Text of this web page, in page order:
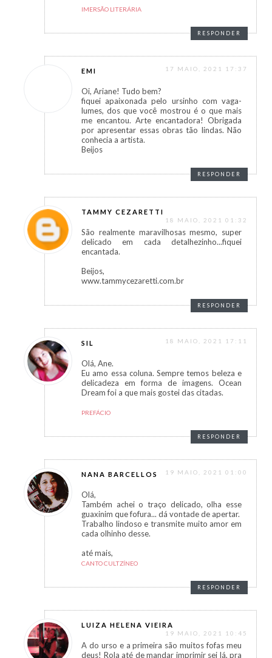
IMERSÃO LITERÁRIA
RESPONDER
EMI 17 MAIO, 2021 17:37
Oi, Ariane! Tudo bem?
fiquei apaixonada pelo ursinho com vaga-
lumes, dos que você mostrou é o que mais
me encantou. Arte encantadora! Obrigada
por apresentar essas obras tão lindas. Não
conhecia a artista.
Beijos
RESPONDER
TAMMY CEZARETTI
18 MAIO, 2021 01:32
São realmente maravilhosas mesmo, super
delicado em cada detalhezinho...fiquei
encantada.
Beijos,
www.tammycezaretti.com.br
RESPONDER
SIL 18 MAIO, 2021 17:11
Olá, Ane.
Eu amo essa coluna. Sempre temos beleza e
delicadeza em forma de imagens. Ocean
Dream foi a que mais gostei das citadas.
PREFÁCIO
RESPONDER
NANA BARCELLOS 19 MAIO, 2021 01:00
Olá,
Também achei o traço delicado, olha esse
guaxinim que fofura... dá vontade de apertar.
Trabalho lindoso e transmite muito amor em
cada olhinho desse.
até mais,
CANTO CULTZÍNEO
RESPONDER
LUIZA HELENA VIEIRA
19 MAIO, 2021 10:45
A do urso e a primeira são muitos fofas meu
deus! Rola até de mandar imprimir sei lá, pra